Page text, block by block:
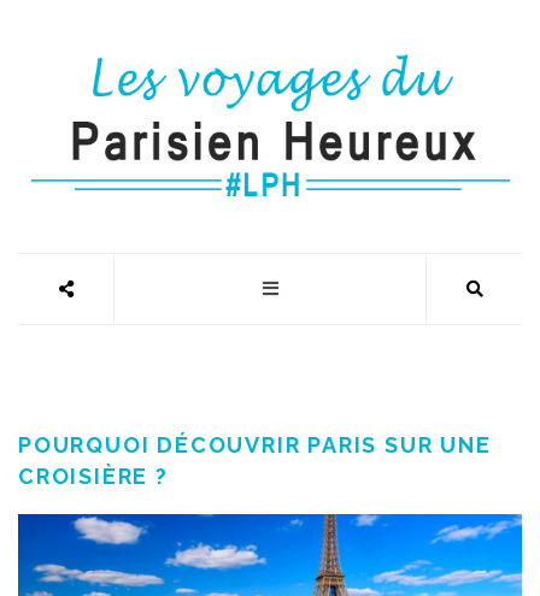
POURQUOI DÉCOUVRIR PARIS SUR UNE
CROISIÈRE ?